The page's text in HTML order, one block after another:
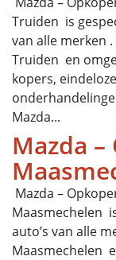
Truiden is
van alle merken
Truiden en
kopers,
Mazda...
Mazda
Mazda –
Maasmechelen
auto’s van alle
Maasmechelen